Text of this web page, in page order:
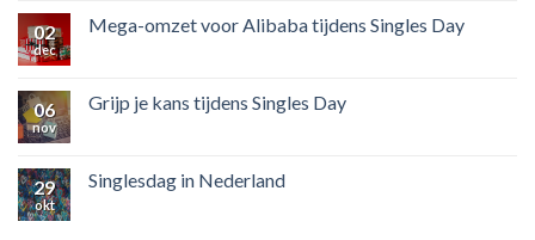
02
dec
Mega-omzet voor Alibaba tijdens Singles Day
06
nov
Grijp je kans tijdens Singles Day
29
okt
Singlesdag in Nederland